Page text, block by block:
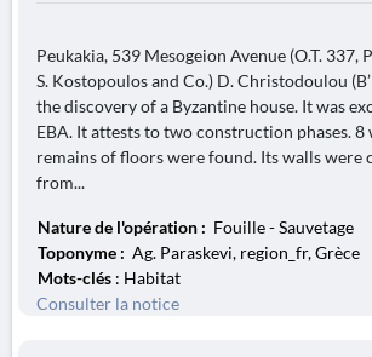
Peukakia, 539 Mesogeion Avenue (O.T. 337,
S. Kostopoulos and Co.) D. Christodoulou
the discovery of a Byzantine house. It was
EBA. It attests to two construction phases. 8
remains of floors were found. Its walls were
from...
Nature de l'opération : Fouille - Sauvetage
Toponyme : Ag. Paraskevi, region_fr, Grèce
Mots-clés : Habitat
Consulter la notice